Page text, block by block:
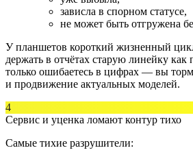
зависла в спорном статусе,
не может быть отгружена
У планшетов короткий жизненный
держать в отчётах старую линейку
только ошибаетесь в цифрах — вы
и продвижение актуальных моделей.
4
Сервис и уценка ломают контур тихо
Самые тихие разрушители: